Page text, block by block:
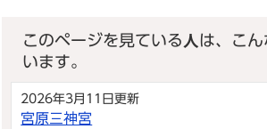
このページを見ている人は、こ
います。
2026年3月11日更新
宮原三神宮